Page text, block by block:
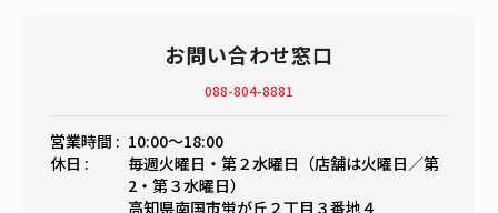
お問い合わせ窓口
088-804-8881
営業時間 : 10:00〜18:00
休日 :
毎週火曜日・第２水曜日（店舗は火曜日／第
2・第３水曜日）
高知県南国市蛍が丘２丁目３番地４